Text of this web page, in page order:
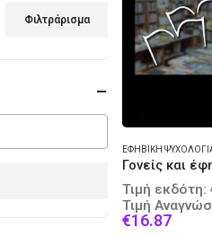
ΕΦΗΒΙΚΉ
Γονείς και
Τιμή εκδότη:
Τιμή
€16.87
Φιλτράρισμα